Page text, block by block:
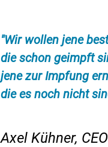
"Wir wollen jene
die schon geimpft
jene zur Impfung
die es noch nicht
Axel Kühner,